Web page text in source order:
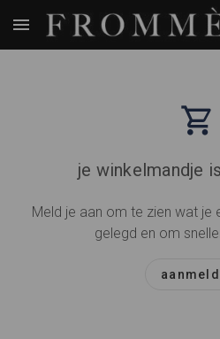
je winkelmandje
Meld je aan om te zien wat je
gelegd en om